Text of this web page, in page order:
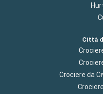
Città
Crociere da